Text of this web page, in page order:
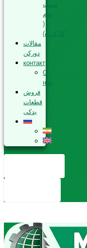
دست
دوم
(
کارکرده)
مقالات
دورکن
контакт
О
нас
فروش
قطعات
یدکی